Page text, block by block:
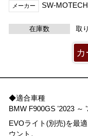
メーカー SW-MOTECH
在庫数 取
◆適合車種
BMW F900GS '2023 ～
EVOライト(別売)を最
ウント。